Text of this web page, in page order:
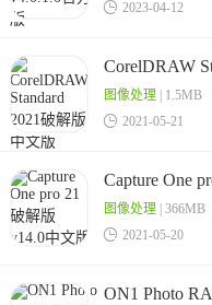
 2023-04-12
CorelDRAW
图像处理| 1.5MB
 2021-05-21
Capture One
图像处理| 366MB
 2021-05-20
ON1 Photo